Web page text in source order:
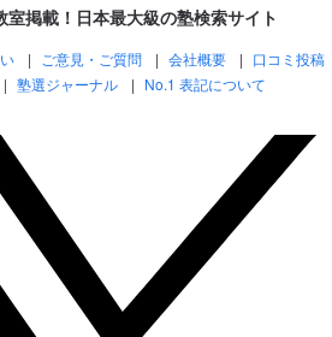
室掲載！ 日本最大級の塾検索サイト
ご意見・ご質問 会社概要 口コミ投稿
塾選ジャーナル No.1 表記について